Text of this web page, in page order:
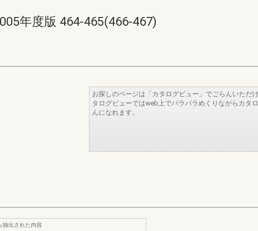
年度版 464-465(466-467)
お探しのページは「カタログビュー」でごらんいただ
タログビューではweb上でパラパラめくりながらカタ
んになれます。
抽出された内容